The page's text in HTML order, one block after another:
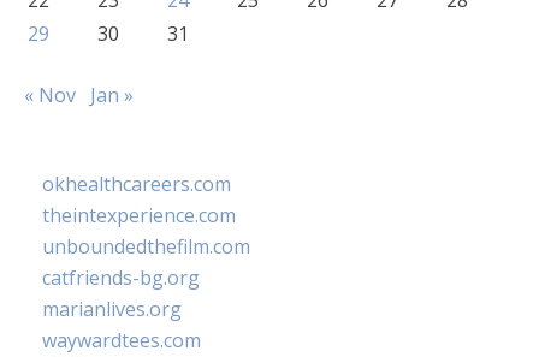
29
30 31
« Nov Jan »
okhealthcareers.com
theintexperience.com
unboundedthefilm.com
catfriends-bg.org
marianlives.org
waywardtees.com